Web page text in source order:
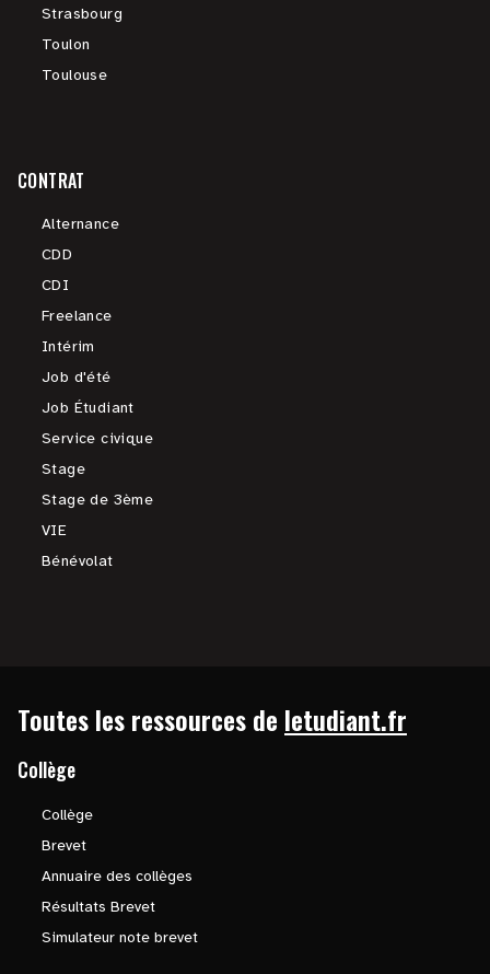
Strasbourg
Toulon
Toulouse
CONTRAT
Alternance
CDD
CDI
Freelance
Intérim
Job d'été
Job Étudiant
Service civique
Stage
Stage de 3ème
VIE
Bénévolat
Toutes les ressources de letudiant.fr
Collège
Collège
Brevet
Annuaire des collèges
Résultats Brevet
Simulateur note brevet